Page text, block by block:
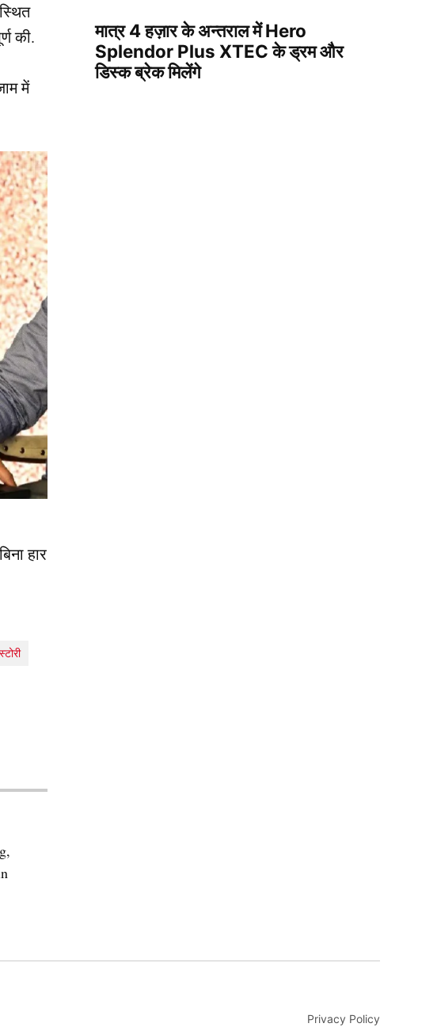
की.
में
हार
मात्र 4 हज़ार के अन्तराल में Hero
Splendor Plus XTEC के ड्रम और
डिस्क ब्रेक मिलेंगे
Privacy Policy